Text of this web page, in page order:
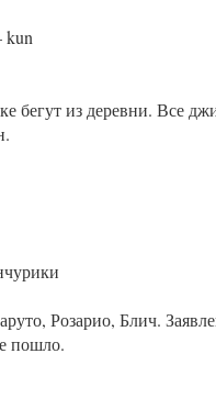
kun
бегут из деревни. Все
Розарио, Блич.
пошло.